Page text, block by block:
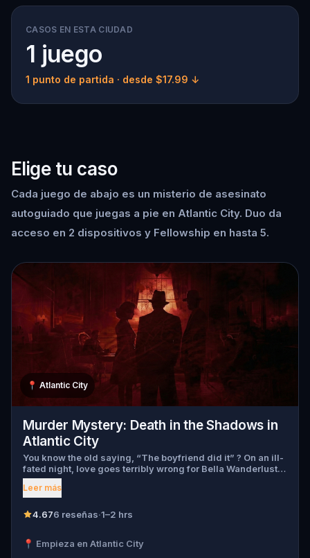
CASOS EN ESTA CIUDAD
1 juego
1 punto de partida · desde $17.99 ↓
Elige tu caso
Cada juego de abajo es un misterio de asesinato
autoguiado que juegas a pie en Atlantic City. Duo da
acceso en 2 dispositivos y Fellowship en hasta 5.
📍 Atlantic City
Murder Mystery: Death in the Shadows in
Atlantic City
You know the old saying, “The boyfriend did it” ? On an ill-
fated night, love goes terribly wrong for Bella Wanderlust
and Walter Bridges . Bella, a famous travel blogger, was
found dead during a ghost tour led by the theatrical Percy
Walter, the obsessed boyfriend? Percy, the ghost tour
suspects, and expose the real murderer before they strike
Leer más
4.676 reseñas·1–2 hrs
📍 Empieza en Atlantic City